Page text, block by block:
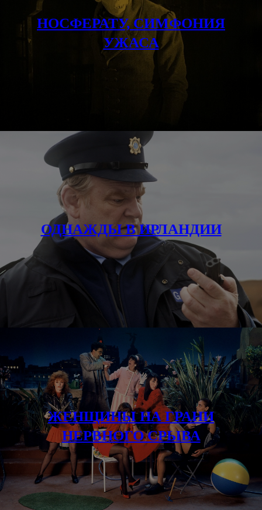
НОСФЕРАТУ, СИМФОНИЯ
УЖАСА
ОДНАЖДЫ В ИРЛАНДИИ
ЖЕНЩИНЫ НА ГРАНИ
НЕРВНОГО СРЫВА